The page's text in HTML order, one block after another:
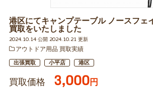
港区にてキャンプテーブル ノースフェ
買取をいたしました
2024.10.14 公開 2024.10.21 更新
アウトドア用品 買取実績
出張買取 小平店 港区
買取価格 3,000円